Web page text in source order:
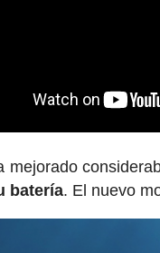
mejorado
batería. El nuevo